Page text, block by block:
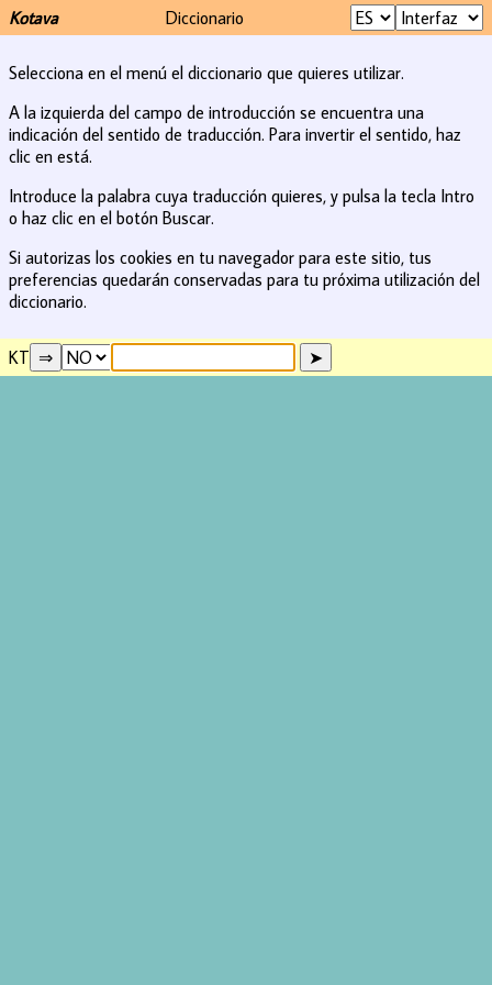
Kotava Diccionario
Selecciona en el menú el diccionario que quieres utilizar.
A la izquierda del campo de introducción se encuentra una
indicación del sentido de traducción. Para invertir el sentido, haz
clic en está.
Introduce la palabra cuya traducción quieres, y pulsa la tecla Intro
o haz clic en el botón Buscar.
Si autorizas los cookies en tu navegador para este sitio, tus
preferencias quedarán conservadas para tu próxima utilización del
diccionario.
KT